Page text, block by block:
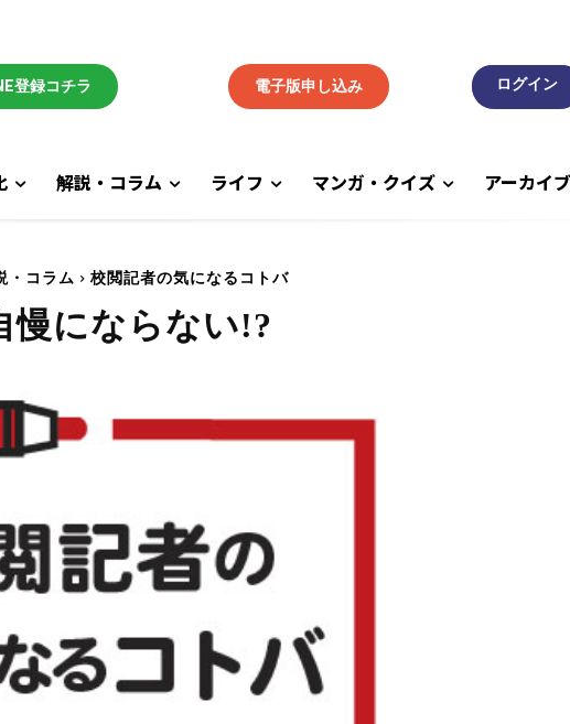
登録コチラ 電子版申し込み
解説・コラム ライフ マンガ・クイズ アーカイブ
・コラム 校閲記者の気になるコトバ
慢にならない!?